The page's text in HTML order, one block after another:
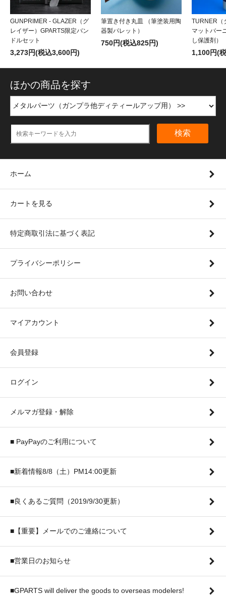
GUNPRIMER - GLAZER（グ
レイザー）GPARTS限定バン
ドルセット
3,273円(税込3,600円)
筆置き付き丸皿 （筆塗装用陶
器製パレット）
750円(税込825円)
TURNER（
マットバー
し保護剤）
1,100円(
ほかの商品を探す
検索
ホーム
カートを見る
特定商取引法に基づく表記
プライバシーポリシー
お問い合わせ
マイアカウント
会員登録
ログイン
メルマガ登録・解除
■ PayPayのご利用について
■新着情報8/8（土）PM14:00更新
■良くあるご質問（2019/9/30更新）
■【重要】メールでのご連絡について
■営業日のお知らせ
■GPARTS will deliver the goods to overseas modelers!